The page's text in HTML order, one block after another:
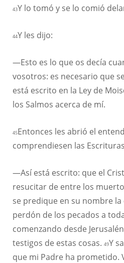
43Y lo tomó y se lo comió
44Y les dijo:
—Esto es lo que os decía
vosotros: es necesario que
está escrito en la Ley de
los Salmos acerca de mí.
45Entonces les abrió el
comprendiesen las
—Así está escrito: que el
resucitar de entre los
se predique en su nombre
perdón de los pecados a
comenzando desde
testigos de estas cosas. 49Y
que mi Padre ha prometido.